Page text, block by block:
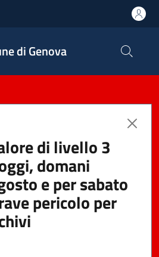
di Genova
di livello 3
domani
e per sabato
pericolo per